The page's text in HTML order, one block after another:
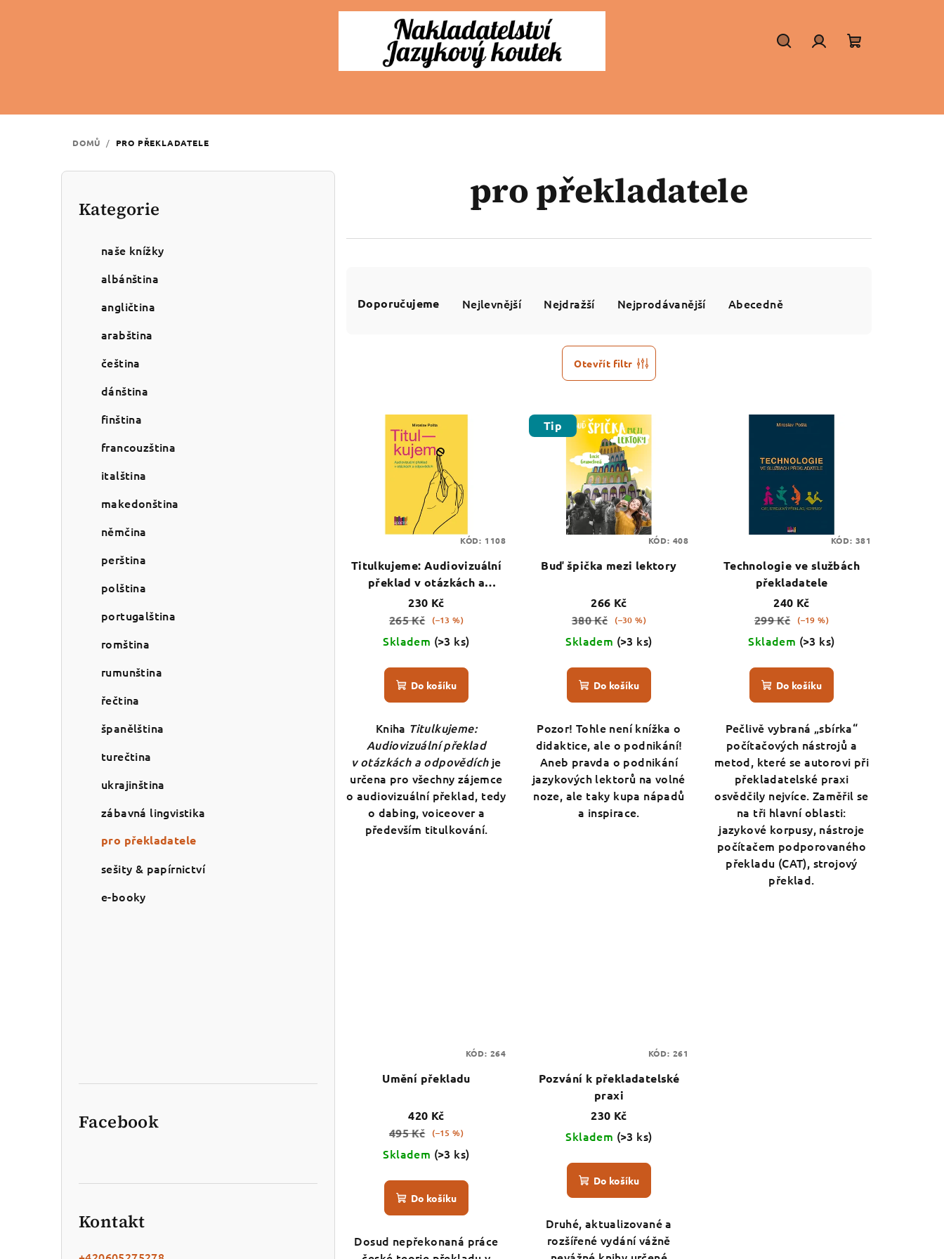
DOMŮ / PRO PŘEKLADATELE
P
Přeskočit
kategorie
Kategorie
naše knížky
albánština
angličtina
arabština
čeština
dánština
finština
francouzština
italština
makedonština
němčina
perština
polština
portugalština
romština
rumunština
řečtina
španělština
turečtina
ukrajinština
zábavná lingvistika
pro překladatele
sešity & papírnictví
e-booky
Facebook
Kontakt
pro překladatele
a
k
Doporučujeme Nejlevnější Nejdražší Nejprodávanější Abecedně
Otevřít filtr
r
Titulkujeme: Audiovizuální
překlad v otázkách a
odpovědích
230 Kč
265 Kč
(–13 %)
Skladem (>3 ks)
Do košíku
Kniha Titulkujeme:
Audiovizuální překlad
v otázkách a odpovědíchje
určena pro všechny zájemce
o audiovizuální překlad, tedy
o dabing, voiceover a
především titulkování.
KÓD: 1108
Tip
Buď špička mezi lektory
266 Kč
380 Kč
(–30 %)
Skladem (>3 ks)
Do košíku
Pozor! Tohle není knížka o
didaktice, ale o podnikání!
Aneb pravda o podnikání
jazykových lektorů na volné
noze, ale taky kupa nápadů
a inspirace.
KÓD: 408
Technologie ve službách
překladatele
240 Kč
299 Kč
(–19 %)
Skladem (>3 ks)
Do košíku
Pečlivě vybraná „sbírka“
počítačových nástrojů a
metod, které se autorovi při
překladatelské praxi
osvědčily nejvíce. Zaměřil se
na tři hlavní oblasti:
jazykové korpusy, nástroje
počítačem podporovaného
překladu (CAT), strojový
překlad.
KÓD: 381
Umění překladu
420 Kč
495 Kč
(–15 %)
Skladem (>3 ks)
Do košíku
Dosud nepřekonaná práce
KÓD: 264
Pozvání k překladatelské
praxi
230 Kč
Skladem (>3 ks)
Do košíku
Druhé, aktualizované a
rozšířené vydání vážně
KÓD: 261